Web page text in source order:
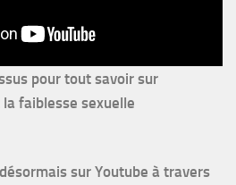
pour tout savoir sur
faiblesse sexuelle
sur Youtube à travers